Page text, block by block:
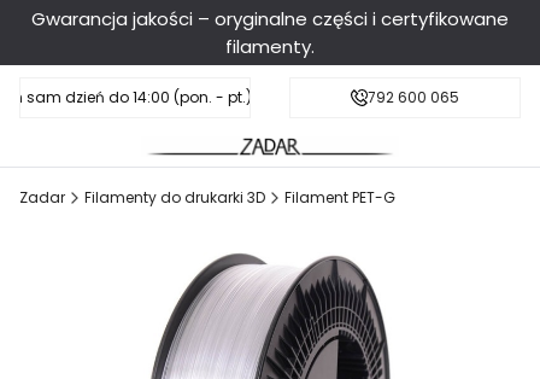
Gwarancja jakości – oryginalne części i certyfikowane
filamenty.
sam dzień do 14:00 (pon. - pt.), sobota do 11:00Darmowa dostawa od 199 zł
792 600 065
Zadar Filamenty do drukarki 3D Filament PET-G